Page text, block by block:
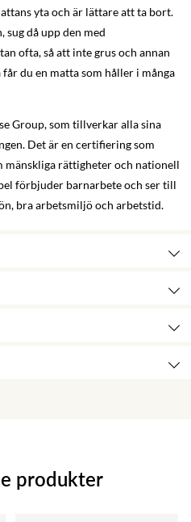
yta och är lättare att ta bort.
sug då upp den med
ofta, så att inte grus och annan
du en matta som håller i många
Group, som tillverkar alla sina
Det är en certifiering som
mänskliga rättigheter och nationell
förbjuder barnarbete och ser till
bra arbetsmiljö och arbetstid.
produkter